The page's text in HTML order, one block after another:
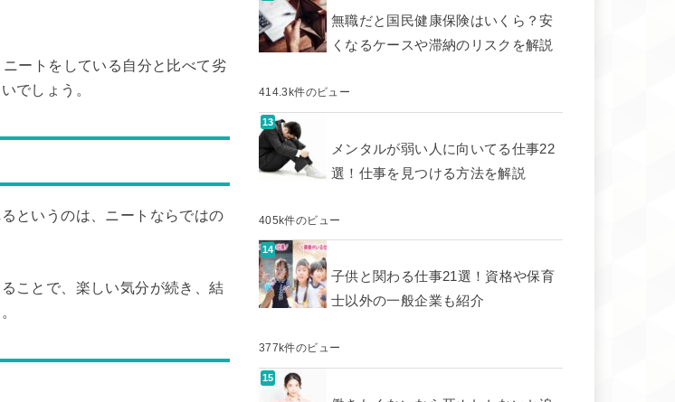
ートをしている自分と比べて劣
でしょう。
というのは、ニートならではの
ことで、楽しい気分が続き、結
無職だと国民健康保険はいくら？安
くなるケースや滞納のリスクを解説
414.3k件のビュー
メンタルが弱い人に向いてる仕事22
選！仕事を見つける方法を解説
405k件のビュー
子供と関わる仕事21選！資格や保育
士以外の一般企業も紹介
377k件のビュー